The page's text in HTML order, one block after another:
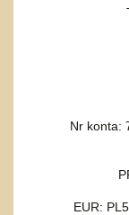
Nr konta:
EUR: